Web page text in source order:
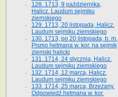
128. 1713, 9 października,
Halicz. Laudum sejmiku
ziemskiego
129. 1713, 20 listopada, Halicz.
Laudum sejmiku ziemskiego
130. 1713, po 20 listopada, b. m.
Pismo hetmana w. kor. na sejmik
ziemski halicki
131. 1714, 24 stycznia, Halicz.
Laudum sejmiku ziemskiego
132. 1714, 12 marca, Halicz.
Laudum sejmiku ziemskiego
133. 1714, 25 marca, Brzeżany.
Odpowiedź hetmana w. kor.